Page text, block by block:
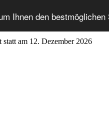
Ihnen den
am 12. Dezember 2026